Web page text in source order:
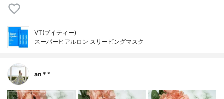
VT(ブイティー)
スーパーヒアルロン スリーピングマスク
an＊°